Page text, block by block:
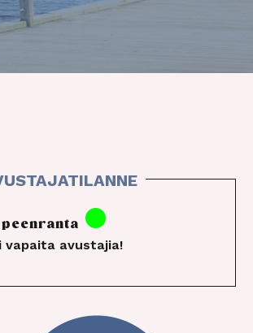
vapaita avustajia!